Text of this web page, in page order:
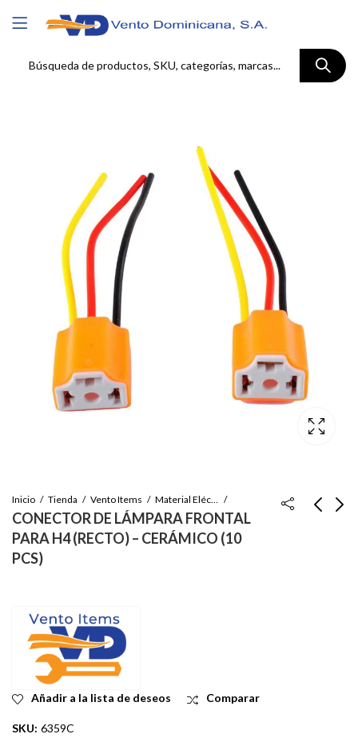
Inicio Tienda Vento Items Material Eléctrico
CONECTOR DE LÁMPARA FRONTAL
PARA H4 (RECTO) – CERÁMICO (10
PCS)
Añadir a la lista de deseos Comparar
SKU: 6359C